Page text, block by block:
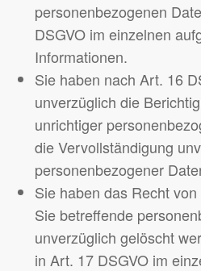
personenbezogenen
DSGVO im einzelnen
Informationen.
Sie haben nach Art. 16
unverzüglich die
unrichtiger
die Vervollständigung
personenbezogener
Sie haben das Recht
Sie betreffende
unverzüglich gelöscht
in Art. 17 DSGVO im